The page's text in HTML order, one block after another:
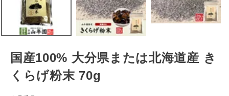
国産100% 大分県または北海道産 き
くらげ粉末 70g